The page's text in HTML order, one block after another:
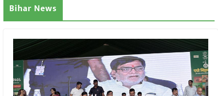
Bihar News